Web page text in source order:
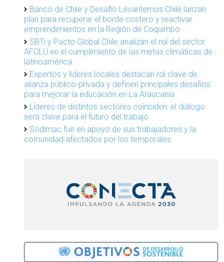
Banco de Chile y Desafío Levantemos Chile lanzan
plan para recuperar el borde costero y reactivar
emprendimientos en la Región de Coquimbo
SBTi y Pacto Global Chile analizan el rol del sector
AFOLU en el cumplimiento de las metas climáticas de
latinoamérica
Expertos y líderes locales destacan rol clave de
alianza público-privada y definen principales desafíos
para mejorar la educación en La Araucanía
Líderes de distintos sectores coinciden: el diálogo
será clave para el futuro del trabajo
Sodimac fue en apoyo de sus trabajadores y la
comunidad afectados por los temporales